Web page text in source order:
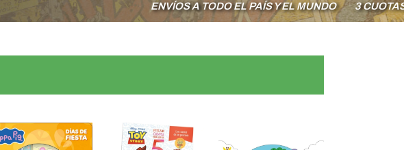
ENVÍOS A TODO EL PAÍS Y EL MUNDO 3 CUOTAS SIN